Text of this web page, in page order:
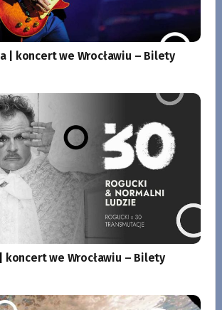
| koncert we Wrocławiu – Bilety
koncert we Wrocławiu – Bilety